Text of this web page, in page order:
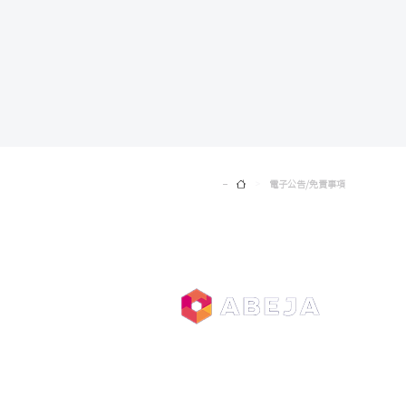
電子公告/免責事項